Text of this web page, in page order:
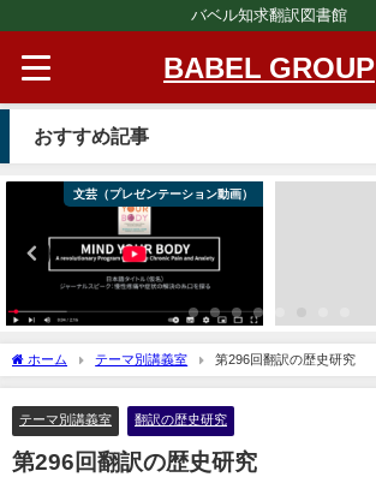
バベル知求翻訳図書館
BABEL GROUP
おすすめ記事
文芸（プレゼンテーション動画）
ホーム テーマ別講義室 第296回翻訳の歴史研究
テーマ別講義室 翻訳の歴史研究
第296回翻訳の歴史研究